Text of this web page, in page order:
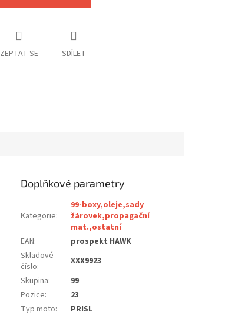
ZEPTAT SE SDÍLET
Doplňkové parametry
Kategorie:
99-boxy,oleje,sady
žárovek,propagační
mat.,ostatní
EAN:
prospekt HAWK
Skladové
číslo:
XXX9923
Skupina:
99
Pozice:
23
Typ moto:
PRISL